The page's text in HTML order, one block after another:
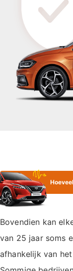
Bovendien kan
van 25 jaar soms
afhankelijk van